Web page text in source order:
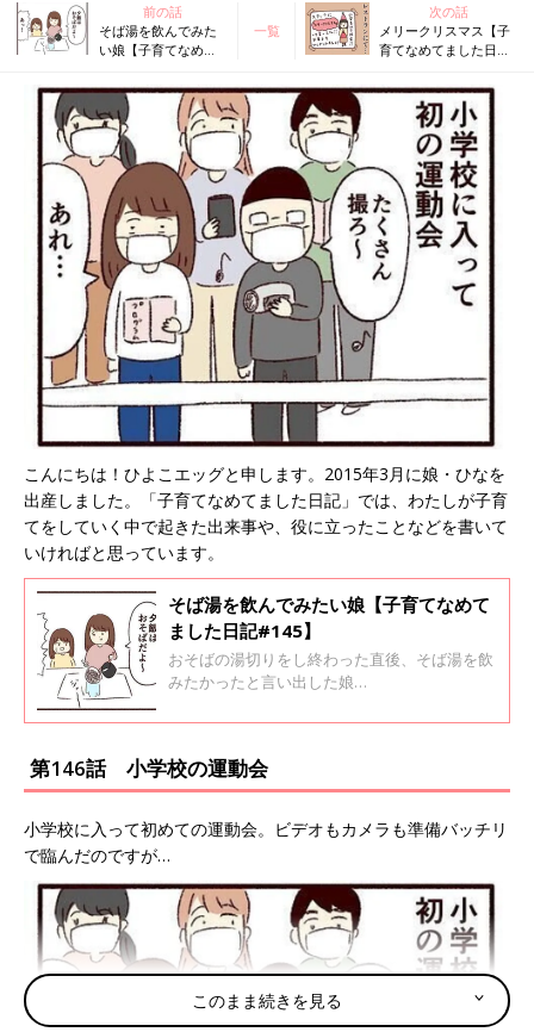
前の話
そば湯を飲んでみた
い娘【子育てなめて
一覧
次の話
メリークリスマス【子
育てなめてました日記
こんにちは！ひよこエッグと申します。2015年3月に娘・ひなを
出産しました。「子育てなめてました日記」では、わたしが子育
てをしていく中で起きた出来事や、役に立ったことなどを書いて
いければと思っています。
そば湯を飲んでみたい娘【子育てなめて
ました日記#145】
おそばの湯切りをし終わった直後、そば湯を飲
みたかったと言い出した娘…
第146話 小学校の運動会
小学校に入って初めての運動会。ビデオもカメラも準備バッチリ
で臨んだのですが…
このまま続きを見る